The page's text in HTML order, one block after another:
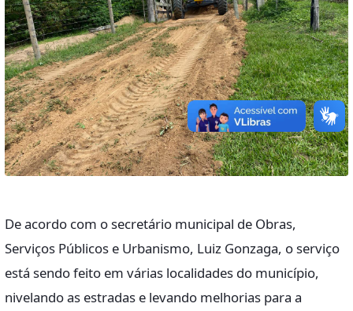
De acordo com o secretário municipal de Obras,
Serviços Públicos e Urbanismo, Luiz Gonzaga, o serviço
está sendo feito em várias localidades do município,
nivelando as estradas e levando melhorias para a